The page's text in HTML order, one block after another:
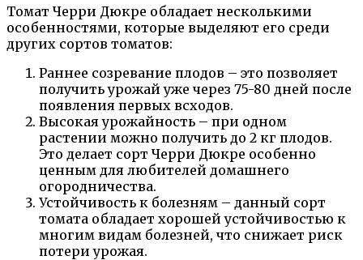
Томат Черри Дюкре обладает несколькими
особенностями, которые выделяют его среди
других сортов томатов:
Раннее созревание плодов – это позволяет
получить урожай уже через 75-80 дней после
появления первых всходов.
Высокая урожайность – при одном
растении можно получить до 2 кг плодов.
Это делает сорт Черри Дюкре особенно
ценным для любителей домашнего
огородничества.
Устойчивость к болезням – данный сорт
томата обладает хорошей устойчивостью к
многим видам болезней, что снижает риск
потери урожая.